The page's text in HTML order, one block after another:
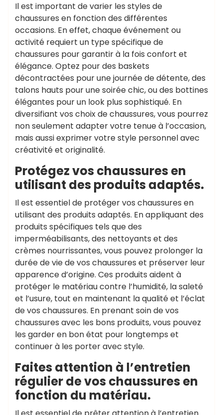
Il est important de varier les styles de
chaussures en fonction des différentes
occasions. En effet, chaque événement ou
activité requiert un type spécifique de
chaussures pour garantir à la fois confort et
élégance. Optez pour des baskets
décontractées pour une journée de détente, des
talons hauts pour une soirée chic, ou des bottines
élégantes pour un look plus sophistiqué. En
diversifiant vos choix de chaussures, vous pourrez
non seulement adapter votre tenue à l’occasion,
mais aussi exprimer votre style personnel avec
créativité et originalité.
Protégez vos chaussures en
utilisant des produits adaptés.
Il est essentiel de protéger vos chaussures en
utilisant des produits adaptés. En appliquant des
produits spécifiques tels que des
imperméabilisants, des nettoyants et des
crèmes nourrissantes, vous pouvez prolonger la
durée de vie de vos chaussures et préserver leur
apparence d’origine. Ces produits aident à
protéger le matériau contre l’humidité, la saleté
et l’usure, tout en maintenant la qualité et l’éclat
de vos chaussures. En prenant soin de vos
chaussures avec les bons produits, vous pouvez
les garder en bon état pour longtemps et
continuer à les porter avec style.
Faites attention à l’entretien
régulier de vos chaussures en
fonction du matériau.